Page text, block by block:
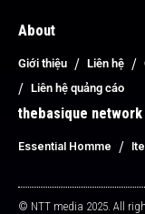
About
Giới thiệu Liên hệ
Liên hệ quảng cáo
thebasique network
Essential Homme
© NTT media 2025. All